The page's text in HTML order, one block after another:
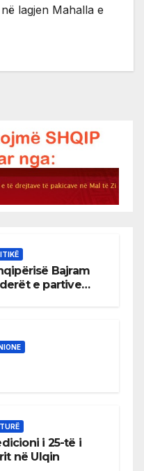
lagjen Mahalla e
Bajram
e partive
i 25-të i
në Ulqin